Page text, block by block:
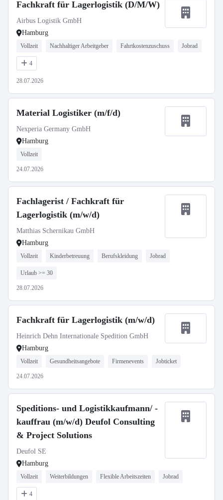
Fachkraft für Lagerlogistik (D/M/W)
Airbus Logistik GmbH
Hamburg
Vollzeit Nachhaltiger Arbeitgeber Fahrtkostenzuschuss Jobrad
4
28.07.2026
Material Logistiker (m/f/d)
Nexperia Germany GmbH
Hamburg
Vollzeit
24.07.2026
Fachlagerist / Fachkraft für
Lagerlogistik (m/w/d)
Matthias Schernikau GmbH
Hamburg
Vollzeit Kinderbetreuung Berufskleidung Jobrad
Urlaub >= 30
28.07.2026
Fachkraft für Lagerlogistik (m/w/d)
Heinrich Dehn Internationale Spedition GmbH
Hamburg
Vollzeit Gesundheitsangebote Firmenevents Jobticket
24.07.2026
Speditions- und Logistikkaufmann/ -
kauffrau (m/w/d) Deufol Consulting
& Project Solutions
Deufol SE
Hamburg
Vollzeit Weiterbildungen Flexible Arbeitszeiten Jobrad
4